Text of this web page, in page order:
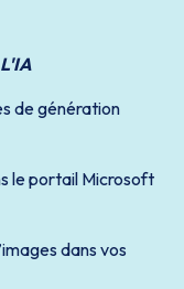
de génération
le portail Microsoft
dans vos